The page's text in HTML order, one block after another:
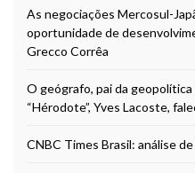
As negociações Mercosul-
oportunidade de
Grecco Corrêa
O geógrafo, pai da
“Hérodote”, Yves Lacoste,
CNBC Times Brasil: análise